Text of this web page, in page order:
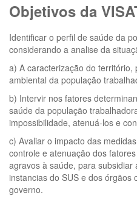
Objetivos da
Identificar o perfil de saúde da
considerando a analise da
a) A caracterização do território,
ambiental da população
b) Intervir nos fatores
saúde da população
impossibilidade, atenuá-los e
c) Avaliar o impacto das
controle e atenuação dos
agravos à saúde, para
instancias do SUS e dos órgãos
governo.